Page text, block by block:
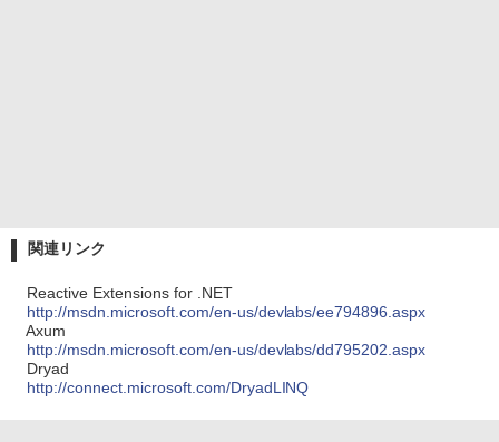
関連リンク
Reactive Extensions for .NET
http://msdn.microsoft.com/en-us/devlabs/ee794896.aspx
Axum
http://msdn.microsoft.com/en-us/devlabs/dd795202.aspx
Dryad
http://connect.microsoft.com/DryadLINQ